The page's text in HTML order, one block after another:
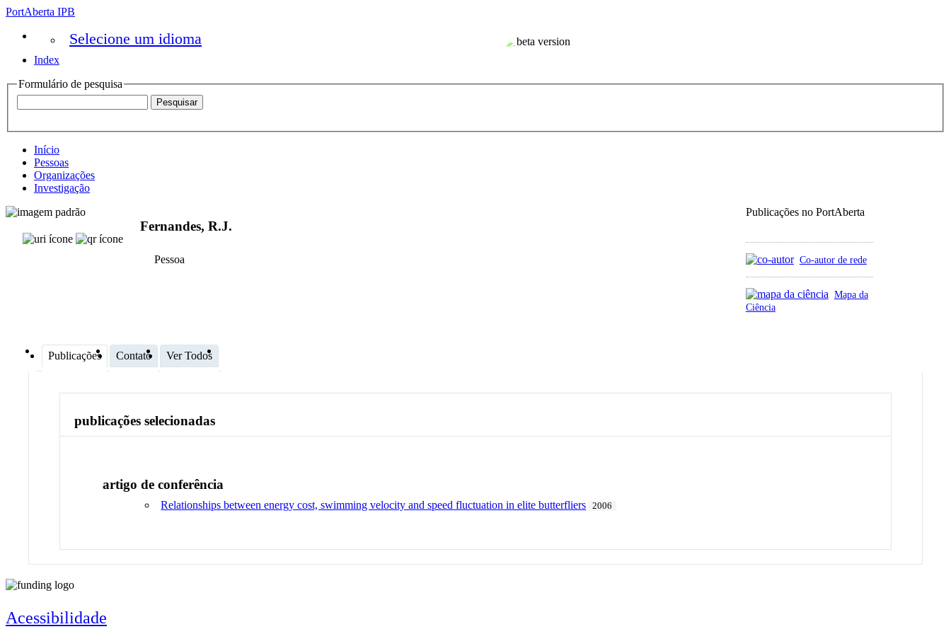
PortAberta IPB
Selecione um idioma
Index
Formulário de pesquisa
Início
Pessoas
Organizações
Investigação
Publicações no PortAberta
Co-autor de rede
Mapa da
Ciência
Fernandes, R.J.
Pessoa
Publicações Contato Ver Todos
publicações selecionadas
artigo de conferência
Relationships between energy cost, swimming velocity and speed fluctuation in elite butterfliers 2006
Acessibilidade